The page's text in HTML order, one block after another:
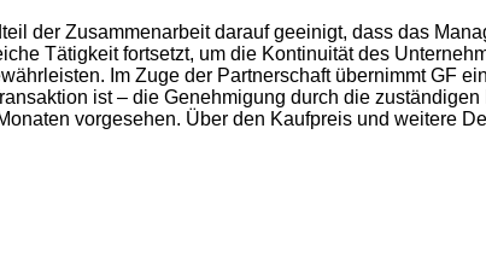
der Zusammenarbeit darauf geeinigt, dass das
Tätigkeit fortsetzt, um die Kontinuität des
Im Zuge der Partnerschaft übernimmt GF
ist – die Genehmigung durch die zuständigen
vorgesehen. Über den Kaufpreis und weitere